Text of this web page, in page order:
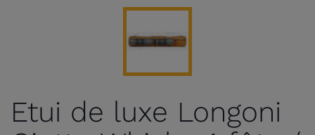
Etui de luxe Longoni